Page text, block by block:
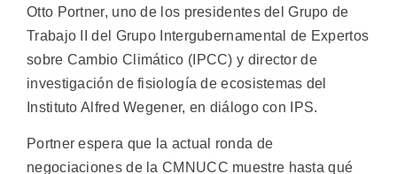
Otto Portner, uno de los presidentes del Grupo de
Trabajo II del Grupo Intergubernamental de Expertos
sobre Cambio Climático (IPCC) y director de
investigación de fisiología de ecosistemas del
Instituto Alfred Wegener, en diálogo con IPS.
Portner espera que la actual ronda de
negociaciones de la CMNUCC muestre hasta qué